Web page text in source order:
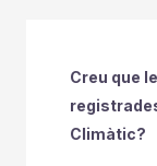
Creu que
Climàtic?